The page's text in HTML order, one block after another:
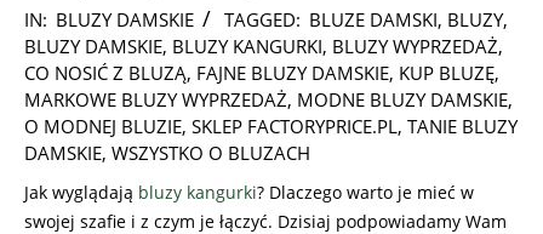
2018-
06-
26
IN: BLUZY DAMSKIE TAGGED: BLUZE DAMSKI, BLUZY,
BLUZY DAMSKIE, BLUZY KANGURKI, BLUZY WYPRZEDAŻ,
CO NOSIĆ Z BLUZĄ, FAJNE BLUZY DAMSKIE, KUP BLUZĘ,
MARKOWE BLUZY WYPRZEDAŻ, MODNE BLUZY DAMSKIE,
O MODNEJ BLUZIE, SKLEP FACTORYPRICE.PL, TANIE BLUZY
DAMSKIE, WSZYSTKO O BLUZACH
Jak wyglądają bluzy kangurki? Dlaczego warto je mieć w
swojej szafie i z czym je łączyć. Dzisiaj podpowiadamy Wam